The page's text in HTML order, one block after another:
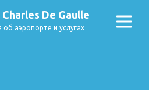
De Gaulle
аэропорте и услугах